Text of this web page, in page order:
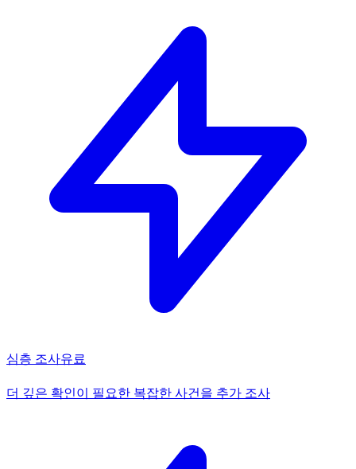
심층 조사유료
더 깊은 확인이 필요한 복잡한 사건을 추가 조사